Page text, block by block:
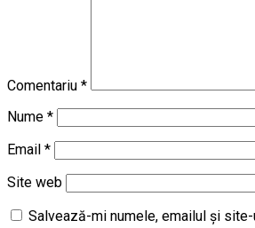
Comentariu *
Nume *
Email *
Site web
Salvează-mi numele, emailul și